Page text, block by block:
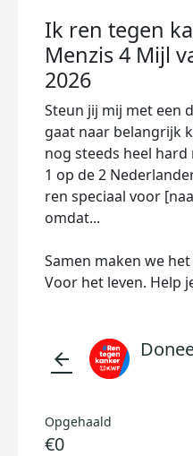
Ik ren tegen
Menzis 4 Mijl
2026
Steun jij mij met een
gaat naar belangrijk
nog steeds heel
1 op de 2
ren speciaal voor
omdat...
Samen maken we
Voor het leven. Help
arrow_back
Opgehaald
€0